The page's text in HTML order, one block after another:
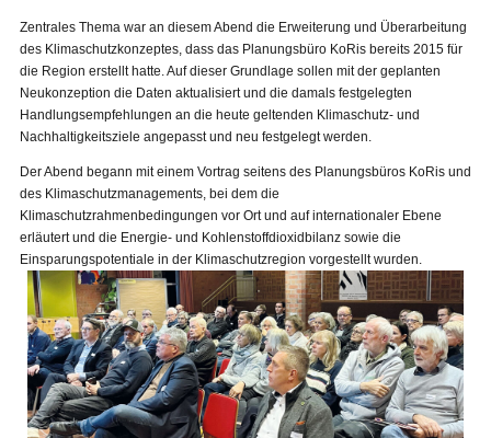
Zentrales Thema war an diesem Abend die Erweiterung und Überarbeitung
des Klimaschutzkonzeptes, dass das Planungsbüro KoRis bereits 2015 für
die Region erstellt hatte. Auf dieser Grundlage sollen mit der geplanten
Neukonzeption die Daten aktualisiert und die damals festgelegten
Handlungsempfehlungen an die heute geltenden Klimaschutz- und
Nachhaltigkeitsziele angepasst und neu festgelegt werden.
Der Abend begann mit einem Vortrag seitens des Planungsbüros KoRis und
des Klimaschutzmanagements, bei dem die
Klimaschutzrahmenbedingungen vor Ort und auf internationaler Ebene
erläutert und die Energie- und Kohlenstoffdioxidbilanz sowie die
Einsparungspotentiale in der Klimaschutzregion vorgestellt wurden.